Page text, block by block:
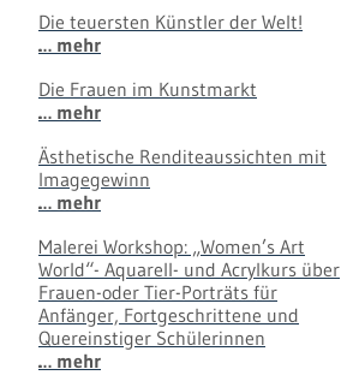
Die teuersten Künstler der Welt!
… mehr
Die Frauen im Kunstmarkt
… mehr
Ästhetische Renditeaussichten mit
Imagegewinn
… mehr
Malerei Workshop: „Women’s Art
World“- Aquarell- und Acrylkurs über
Frauen-oder Tier-Porträts für
Anfänger, Fortgeschrittene und
Quereinstiger Schülerinnen
… mehr